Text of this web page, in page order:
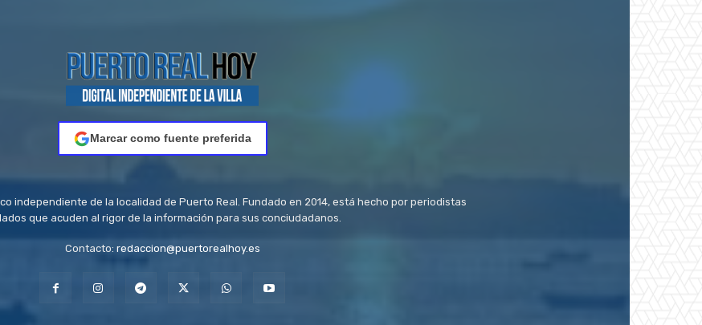
Marcar como fuente preferida
independiente de la localidad de Puerto Real. Fundado en 2014, está hecho por periodistas
que acuden al rigor de la información para sus conciudadanos.
Contacto: redaccion@puertorealhoy.es